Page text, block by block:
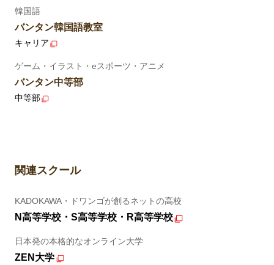
韓国語
バンタン韓国語教室
キャリア
ゲーム・イラスト・eスポーツ・アニメ
バンタン中等部
中等部
関連スクール
KADOKAWA・ドワンゴが創るネットの高校
N高等学校・S高等学校・R高等学校
日本発の本格的なオンライン大学
ZEN大学